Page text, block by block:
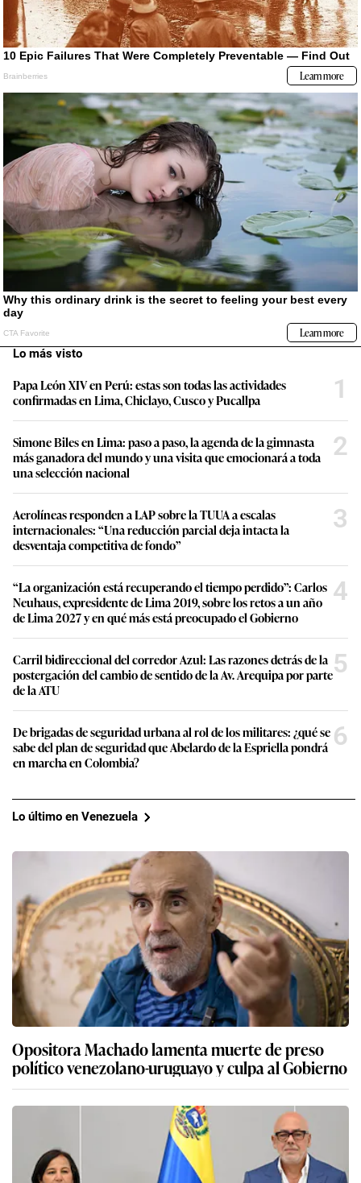
Lo más visto
Papa León XIV en Perú: estas son todas las actividades
confirmadas en Lima, Chiclayo, Cusco y Pucallpa
1
Simone Biles en Lima: paso a paso, la agenda de la gimnasta
más ganadora del mundo y una visita que emocionará a toda
una selección nacional
2
Aerolíneas responden a LAP sobre la TUUA a escalas
internacionales: “Una reducción parcial deja intacta la
desventaja competitiva de fondo”
3
“La organización está recuperando el tiempo perdido”: Carlos
Neuhaus, expresidente de Lima 2019, sobre los retos a un año
de Lima 2027 y en qué más está preocupado el Gobierno
4
Carril bidireccional del corredor Azul: Las razones detrás de la
postergación del cambio de sentido de la Av. Arequipa por parte
de la ATU
5
De brigadas de seguridad urbana al rol de los militares: ¿qué se
sabe del plan de seguridad que Abelardo de la Espriella pondrá
en marcha en Colombia?
6
Lo último en Venezuela
Opositora Machado lamenta muerte de preso
político venezolano-uruguayo y culpa al Gobierno